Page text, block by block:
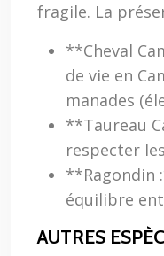
fragile. La
**Cheval
de vie en
manades
**Taureau
respecter
**Ragondin
équilibre
AUTRES